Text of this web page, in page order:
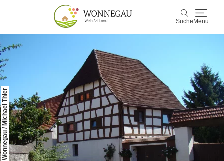
Suche Menu
Suche
Wonnegau
Entdecken & Erleben
Wein & Genuss
Kultur & Events
Buchen & Service